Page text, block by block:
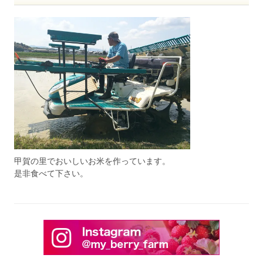
甲賀の里でおいしいお米を作っています。
是非食べて下さい。